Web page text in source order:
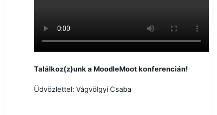
Találkoz(z)unk a MoodleMoot konferencián!
Üdvözlettel: Vágvölgyi Csaba